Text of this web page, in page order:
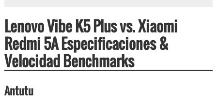
Lenovo Vibe K5 Plus vs. Xiaomi
Redmi 5A Especificaciones &
Velocidad Benchmarks
Antutu